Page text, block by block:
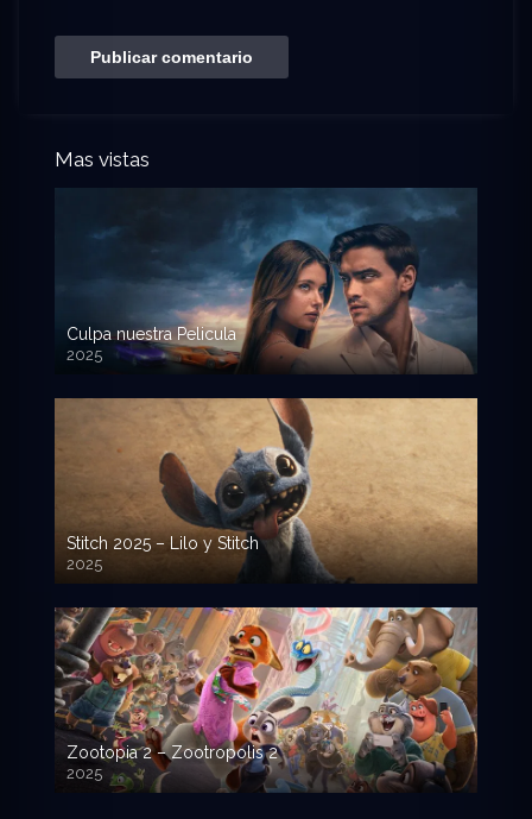
Mas vistas
Culpa nuestra Pelicula
2025
720p HD
Stitch 2025 – Lilo y Stitch
2025
720p HD
Zootopia 2 – Zootropolis 2
2025
720p HD